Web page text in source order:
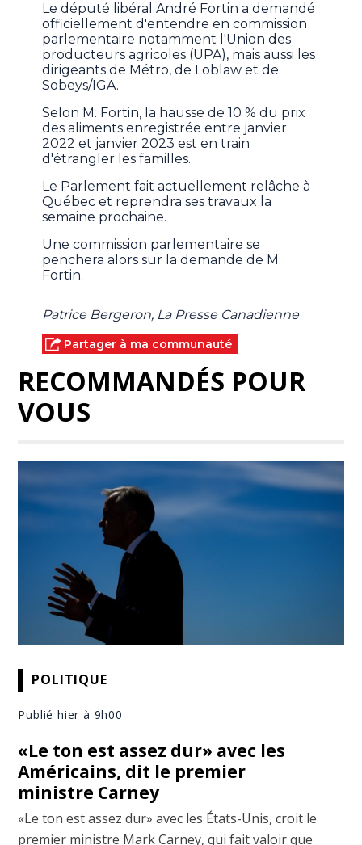
Le député libéral André Fortin a demandé
officiellement d'entendre en commission
parlementaire notamment l'Union des
producteurs agricoles (UPA), mais aussi les
dirigeants de Métro, de Loblaw et de
Sobeys/IGA.
Selon M. Fortin, la hausse de 10 % du prix
des aliments enregistrée entre janvier
2022 et janvier 2023 est en train
d'étrangler les familles.
Le Parlement fait actuellement relâche à
Québec et reprendra ses travaux la
semaine prochaine.
Une commission parlementaire se
penchera alors sur la demande de M.
Fortin.
Patrice Bergeron, La Presse Canadienne
Partager à ma communauté
RECOMMANDÉS POUR
VOUS
POLITIQUE
Publié hier à 9h00
«Le ton est assez dur» avec les
Américains, dit le premier
ministre Carney
«Le ton est assez dur» avec les États-Unis, croit le
premier ministre Mark Carney, qui fait valoir que